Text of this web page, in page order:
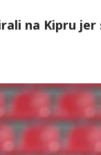
na Kipru